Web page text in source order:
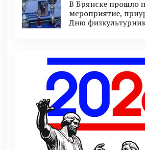
В Брянске прошло
мероприятие,
Дню